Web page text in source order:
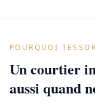
POURQUOI
Un courtier
aussi quand